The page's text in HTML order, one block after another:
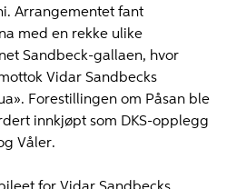
Arrangementet fant
med en rekke ulike
Sandbeck-gallaen, hvor
Vidar Sandbecks
Forestillingen om Påsan ble
innkjøpt som DKS-opplegg
Våler.